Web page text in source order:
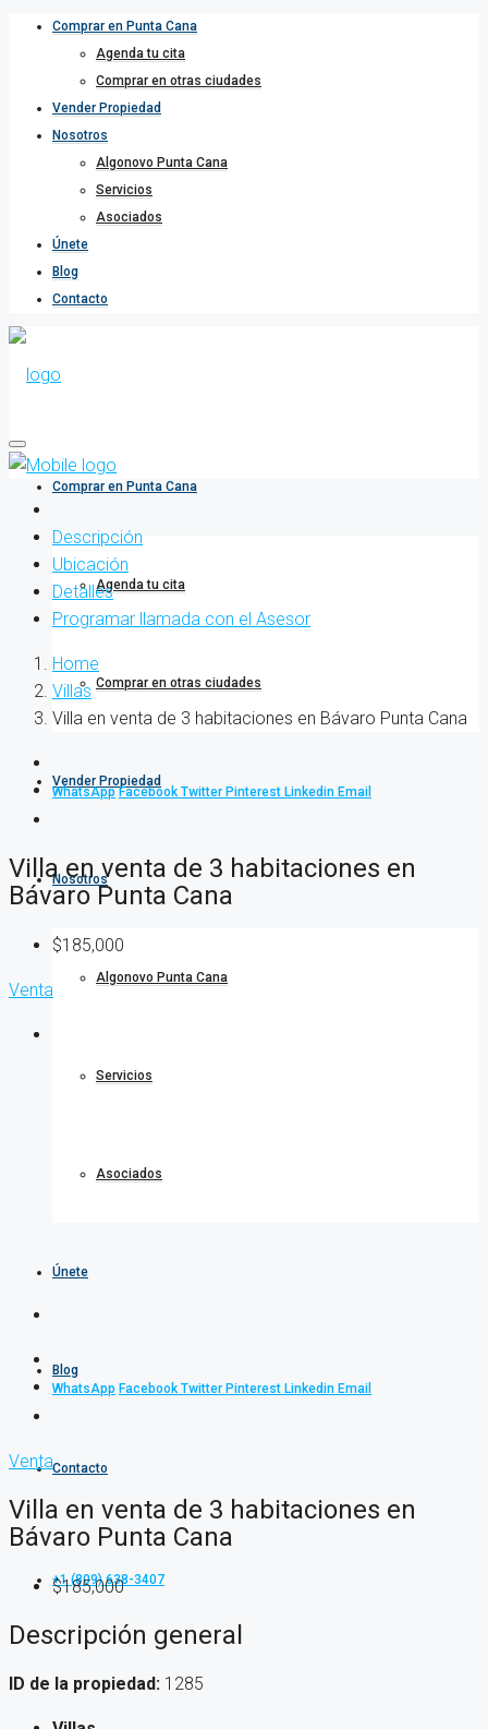
Comprar en Punta Cana
Agenda tu cita
Comprar en otras ciudades
Vender Propiedad
Nosotros
Algonovo Punta Cana
Servicios
Asociados
Únete
Blog
Contacto
Comprar en Punta Cana
Agenda tu cita
Comprar en otras ciudades
Vender Propiedad
Nosotros
Algonovo Punta Cana
Servicios
Asociados
Únete
Blog
Contacto
+1 (809) 638-3407
Descripción
Ubicación
Detalles
Programar llamada con el Asesor
Home
Villas
Villa en venta de 3 habitaciones en Bávaro Punta Cana
WhatsApp Facebook Twitter Pinterest Linkedin Email
Villa en venta de 3 habitaciones en
Bávaro Punta Cana
$185,000
Venta
WhatsApp Facebook Twitter Pinterest Linkedin Email
Venta
Villa en venta de 3 habitaciones en
Bávaro Punta Cana
$185,000
Descripción general
ID de la propiedad: 1285